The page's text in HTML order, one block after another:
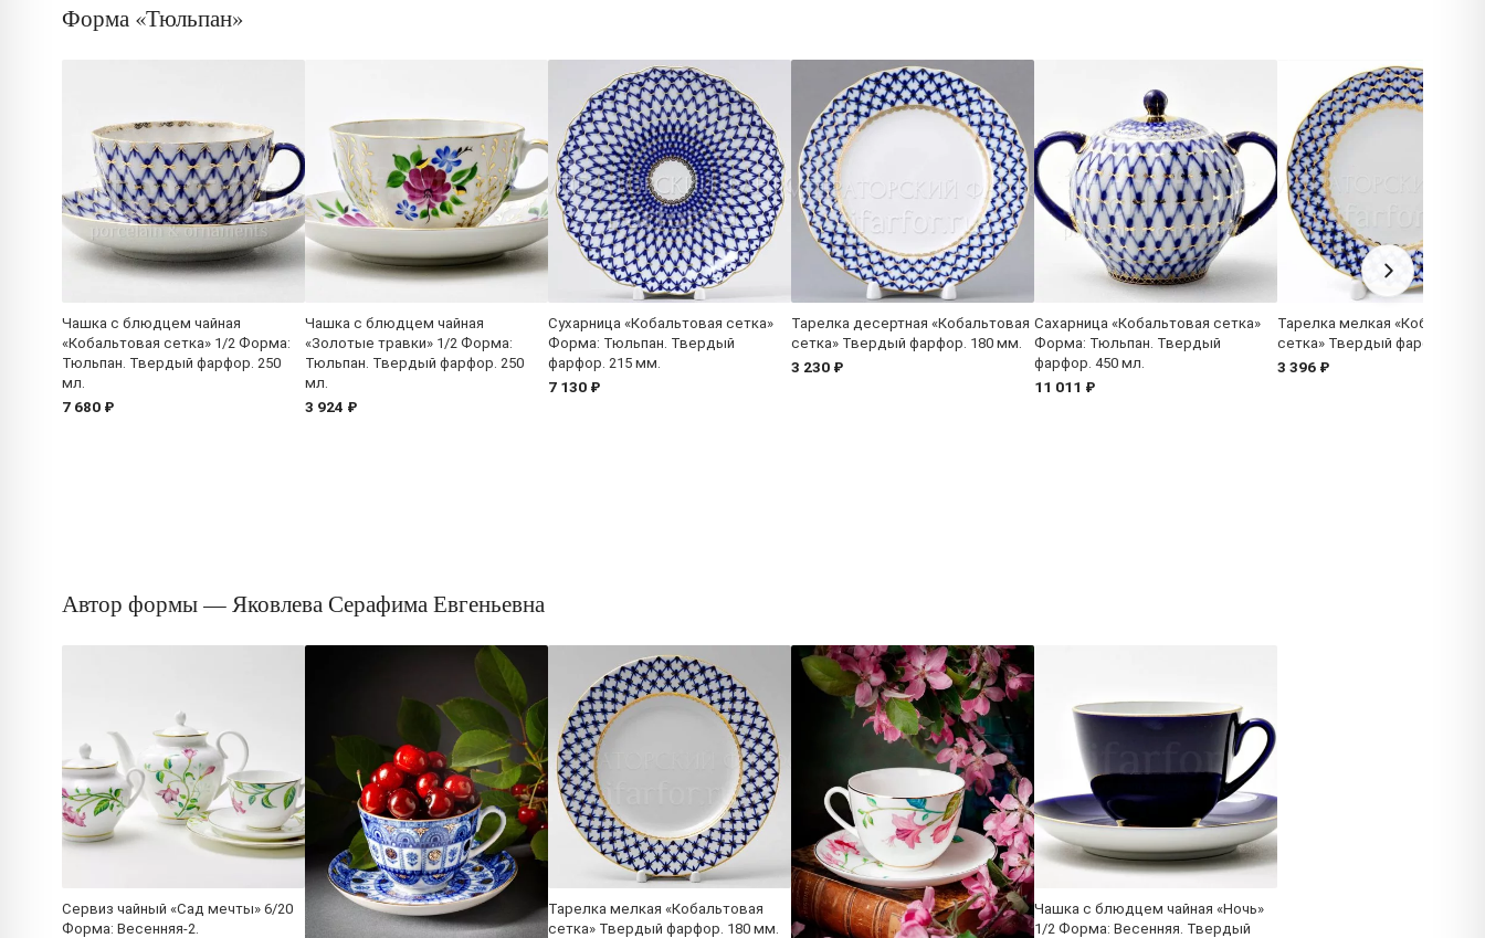
Форма «Тюльпан»
Чашка с блюдцем чайная
«Кобальтовая сетка» 1/2 Форма:
Тюльпан. Твердый фарфор. 250
мл.
7 680 ₽
Чашка с блюдцем чайная
«Золотые травки» 1/2 Форма:
Тюльпан. Твердый фарфор. 250
мл.
3 924 ₽
Сухарница «Кобальтовая сетка»
Форма: Тюльпан. Твердый
фарфор. 215 мм.
7 130 ₽
Тарелка десертная «Кобальтовая
сетка» Твердый фарфор. 180 мм.
3 230 ₽
Сахарница «Кобальтовая сетка»
Форма: Тюльпан. Твердый
фарфор. 450 мл.
11 011 ₽
Тарелка мелкая
сетка» Твердый фарфор.
3 396 ₽
Автор формы — Яковлева Серафима Евгеньевна
Сервиз чайный «Сад мечты» 6/20
Форма: Весенняя-2.
Тарелка мелкая «Кобальтовая
сетка» Твердый фарфор. 180 мм.
Чашка с блюдцем чайная «Ночь»
1/2 Форма: Весенняя. Твердый